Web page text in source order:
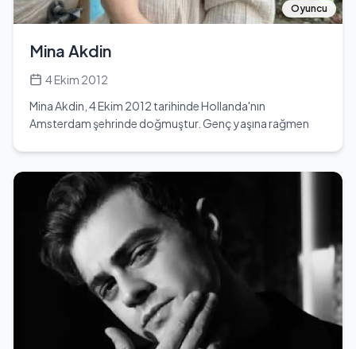
tarafından beğenilmekte ve takip edilmektedir. Gelecekte
daha büyük projelerde yer alması beklenmektedir.
Oyuncu
Mina Akdin
4 Ekim 2012
Mina Akdin, 4 Ekim 2012 tarihinde Hollanda'nın
Amsterdam şehrinde doğmuştur. Genç yaşına rağmen
karakterinin kızı Nehir rolüyle dikkatleri üzerine çekmiştir.
Oyunculuk kariyerine ilk adımını ise 'Hercai' dizisinde
atmıştır. Ayrıca, ATV'de yayınlanan 'Destan' dizisinde Akkız
karakterinin çocukluğunu canlandırarak izleyicilerin
beğenisini kazanmıştır. 2023 yılında Show TV'de
yayınlanan 'Sandık Kokusu' dizisinde Tılsım karakterini
canlandırmış ve bu projede Özge Özpirinçci, Demet
Akbağ gibi ünlü isimlerle birlikte rol almıştır. Mina,
oyunculuk kariyerinin yanı sıra birçok kurumsal markanın
reklam projelerinde de yer almıştır. 2021 ve 2022 yıllarında